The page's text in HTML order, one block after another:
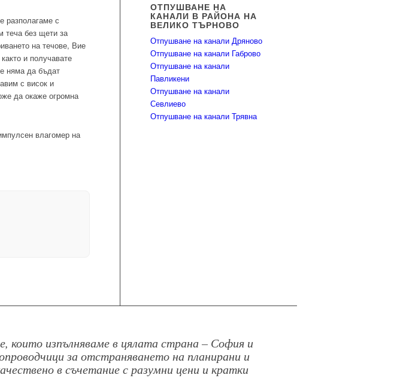
разполагаме с
теча без щети за
на течове, Вие
и получавате
няма да бъдат
с висок и
да окаже огромна
влагомер на
ОТПУШВАНЕ НА
КАНАЛИ В РАЙОНА НА
ВЕЛИКО ТЪРНОВО
Отпушване на канали Дряново
Отпушване на канали Габрово
Отпушване на канали
Павликени
Отпушване на канали
Севлиево
Отпушване на канали Трявна
които изпълняваме в цялата страна – София и
за отстраняването на планирани и
в съчетание с разумни цени и кратки